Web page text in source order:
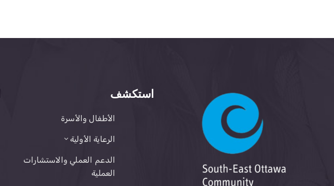
استكشف
الأطفال والأسرة
الرعاية الأولية
الدعم العملي والاستشارات
العملية